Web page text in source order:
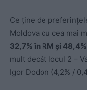
Ce ține de
Moldova cu cea mai
32,7% în RM și
mult decât locul 2 –
Igor Dodon (4,2% /